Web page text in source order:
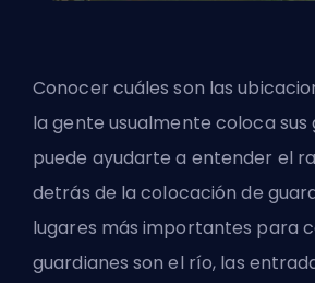
Conocer cuáles son las
la gente usualmente coloca sus
puede ayudarte a entender el
detrás de la colocación de
lugares más importantes para
guardianes son el río, las